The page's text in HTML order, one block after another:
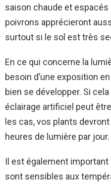
saison chaude et
poivrons apprécieront
surtout si le sol est très
En ce qui concerne la
besoin d’une exposition
bien se développer. Si
éclairage artificiel peut
les cas, vos plants
heures de lumière par jour.
Il est également
sont sensibles aux